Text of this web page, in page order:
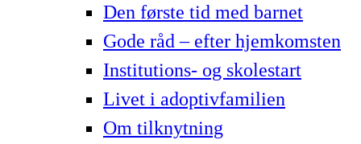
Den første tid med barnet
Gode råd – efter hjemkomsten
Institutions- og skolestart
Livet i adoptivfamilien
Om tilknytning